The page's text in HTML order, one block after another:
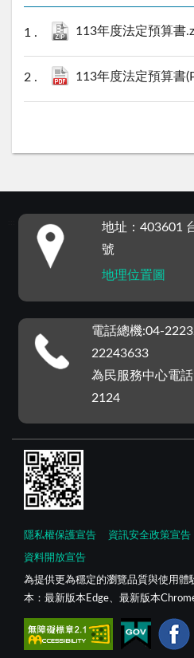
113年度法定預算書
113年度法定預算書
地址：403601
號
地理位置圖
電話總機:04-
22243633
為民服務中心電
2124
隱私權保護宣告 資訊安全政策宣告
資料開放宣告
為提供更為穩定的瀏覽品質與使用體
本：最新版本Edge、最新版本